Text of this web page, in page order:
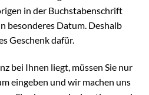
in der Buchstabenschrift
besonderes Datum. Deshalb
Geschenk dafür.
bei Ihnen liegt, müssen Sie nur
eingeben und wir machen uns